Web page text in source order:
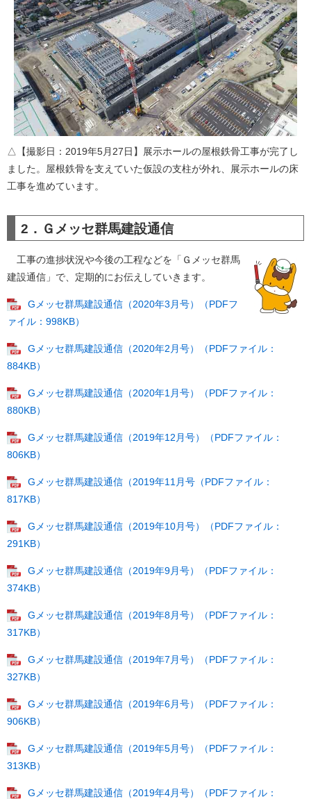
△【撮影日：2019年5月27日】展示ホールの屋根鉄骨工事が完了し
ました。屋根鉄骨を支えていた仮設の支柱が外れ、展示ホールの床
工事を進めています。
2．Ｇメッセ群馬建設通信
工事の進捗状況や今後の工程などを「Ｇメッセ群馬
建設通信」で、定期的にお伝えしていきます。
Gメッセ群馬建設通信（2020年3月号）（PDFフ
ァイル：998KB）
Gメッセ群馬建設通信（2020年2月号）（PDFファイル：
884KB）
Gメッセ群馬建設通信（2020年1月号）（PDFファイル：
880KB）
Gメッセ群馬建設通信（2019年12月号）（PDFファイル：
806KB）
Gメッセ群馬建設通信（2019年11月号（PDFファイル：
817KB）
Gメッセ群馬建設通信（2019年10月号）（PDFファイル：
291KB）
Gメッセ群馬建設通信（2019年9月号）（PDFファイル：
374KB）
Gメッセ群馬建設通信（2019年8月号）（PDFファイル：
317KB）
Gメッセ群馬建設通信（2019年7月号）（PDFファイル：
327KB）
Gメッセ群馬建設通信（2019年6月号）（PDFファイル：
906KB）
Gメッセ群馬建設通信（2019年5月号）（PDFファイル：
313KB）
Gメッセ群馬建設通信（2019年4月号）（PDFファイル：